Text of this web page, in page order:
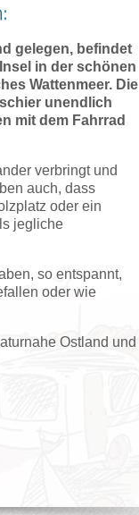
gelegen, befindet
in der schönen
Wattenmeer. Die
unendlich
mit dem Fahrrad
verbringt und
auch, dass
oder ein
jegliche
so entspannt,
oder wie
Ostland und